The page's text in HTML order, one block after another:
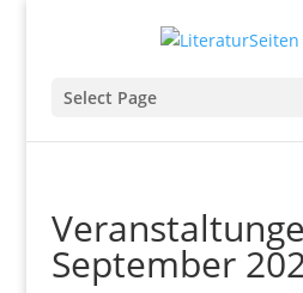
Select Page
September